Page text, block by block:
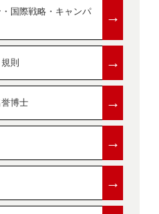
国際戦略・キャンパ
→
則 →
博士 →
→
→